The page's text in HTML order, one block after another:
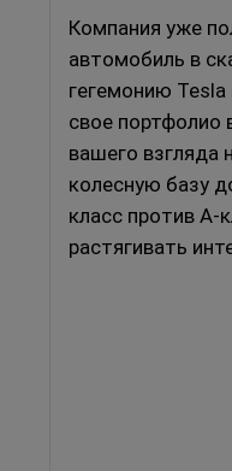
Компания уже
автомобиль в
гегемонию
свое портфолио
вашего взгляда
колесную базу
класс против A-
растягивать